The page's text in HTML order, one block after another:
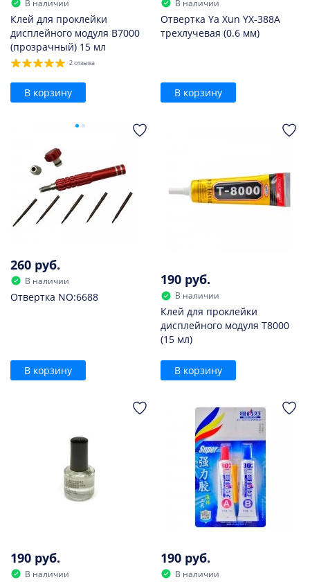
В наличии
Клей для проклейки
дисплейного модуля B7000
(прозрачный) 15 мл
2 отзыва
В корзину
В наличии
Отвертка Ya Xun YX-388A
трехлучевая (0.6 мм)
В корзину
260 руб.
В наличии
Отвертка NO:6688
В корзину
190 руб.
В наличии
Клей для проклейки
дисплейного модуля T8000
(15 мл)
В корзину
190 руб.
В наличии
190 руб.
В наличии